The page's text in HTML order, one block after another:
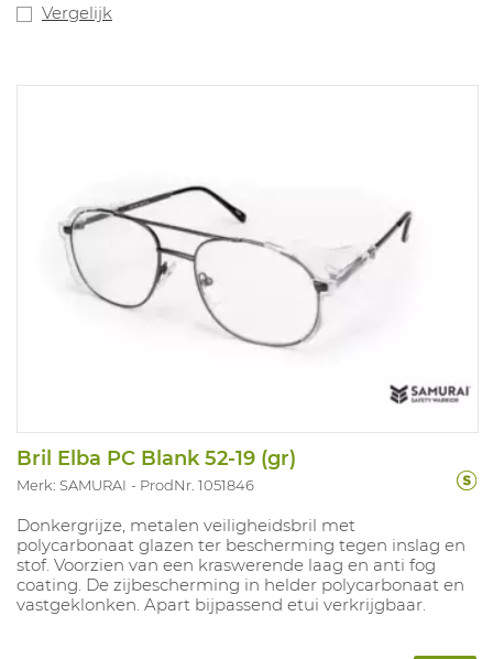
Vergelijk
Bril Elba PC Blank 52-19 (gr)
Merk: SAMURAI ProdNr. 1051846
Donkergrijze, metalen veiligheidsbril met
polycarbonaat glazen ter bescherming tegen inslag en
stof. Voorzien van een kraswerende laag en anti fog
coating. De zijbescherming in helder polycarbonaat en
vastgeklonken. Apart bijpassend etui verkrijgbaar.